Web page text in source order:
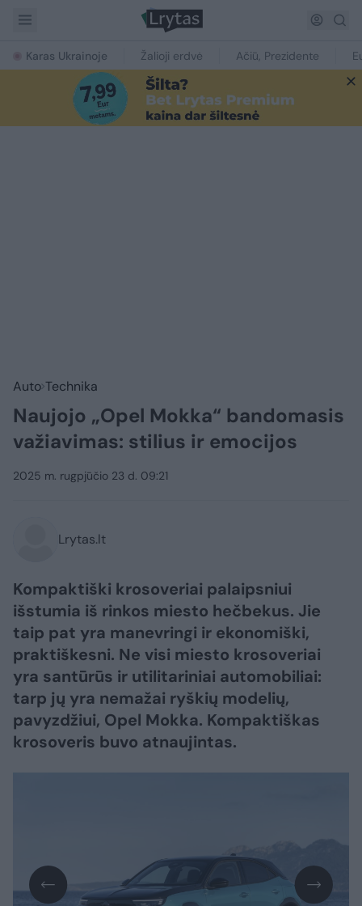
Karas Ukrainoje Žalioji erdvė Ačiū, Prezidente
Auto Technika
Naujojo „Opel Mokka“ bandomasis
važiavimas: stilius ir emocijos
2025 m. rugpjūčio 23 d. 09:21
Lrytas.lt
Kompaktiški krosoveriai palaipsniui
išstumia iš rinkos miesto hečbekus. Jie
taip pat yra manevringi ir ekonomiški,
praktiškesni. Ne visi miesto krosoveriai
yra santūrūs ir utilitariniai automobiliai:
tarp jų yra nemažai ryškių modelių,
pavyzdžiui, Opel Mokka. Kompaktiškas
krosoveris buvo atnaujintas.